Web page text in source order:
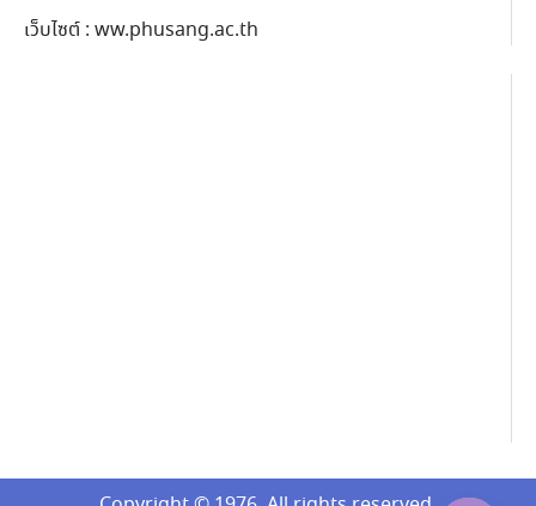
เว็บไซต์ : ww.phusang.ac.th